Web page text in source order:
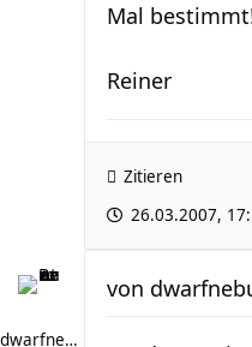
Mal
Reiner
Zitieren
26.03.2007,
dwarfnebula
von